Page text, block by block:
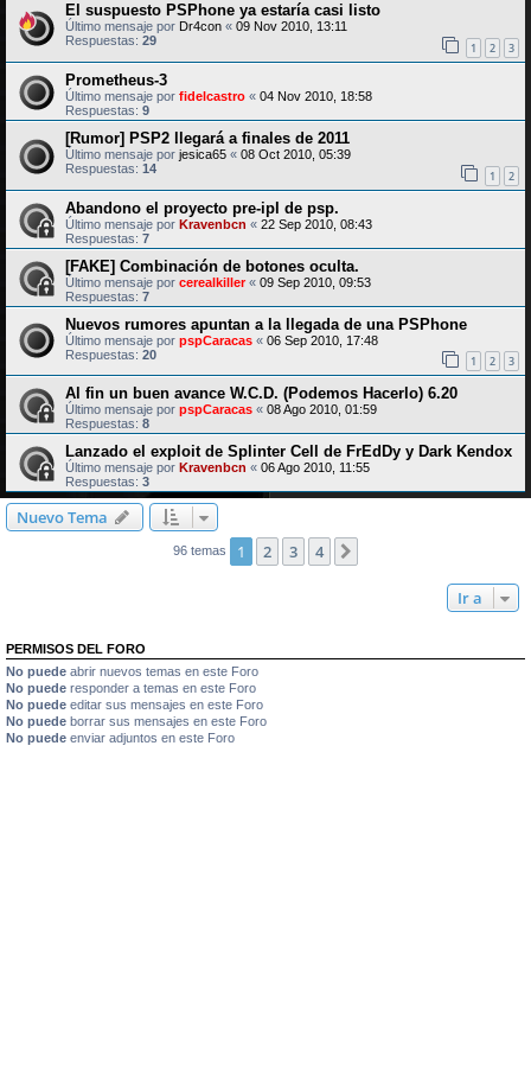
El suspuesto PSPhone ya estaría casi listo
Último mensaje por Dr4con « 09 Nov 2010, 13:11
Respuestas: 29 1 2 3
Prometheus-3
Último mensaje por fidelcastro « 04 Nov 2010, 18:58
Respuestas: 9
[Rumor] PSP2 llegará a finales de 2011
Último mensaje por jesica65 « 08 Oct 2010, 05:39
Respuestas: 14 1 2
Abandono el proyecto pre-ipl de psp.
Último mensaje por Kravenbcn « 22 Sep 2010, 08:43
Respuestas: 7
[FAKE] Combinación de botones oculta.
Último mensaje por cerealkiller« 09 Sep 2010, 09:53
Respuestas: 7
Nuevos rumores apuntan a la llegada de una PSPhone
Último mensaje por pspCaracas « 06 Sep 2010, 17:48
Respuestas: 20 1 2 3
Al fin un buen avance W.C.D. (Podemos Hacerlo) 6.20
Último mensaje por pspCaracas « 08 Ago 2010, 01:59
Respuestas: 8
Lanzado el exploit de Splinter Cell de FrEdDy y Dark Kendox
Último mensaje por Kravenbcn « 06 Ago 2010, 11:55
Respuestas: 3
Nuevo Tema
96 temas 1 2 3 4
Ir a
PERMISOS DEL FORO
No puede abrir nuevos temas en este Foro
No puede responder a temas en este Foro
No puede editar sus mensajes en este Foro
No puede borrar sus mensajes en este Foro
No puede enviar adjuntos en este Foro